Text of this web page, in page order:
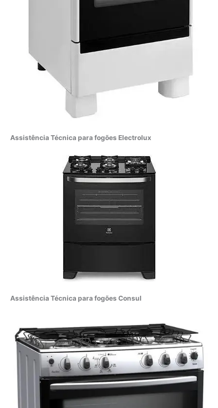
Assistência Técnica para fogões Electrolux
Assistência Técnica para fogões Consul